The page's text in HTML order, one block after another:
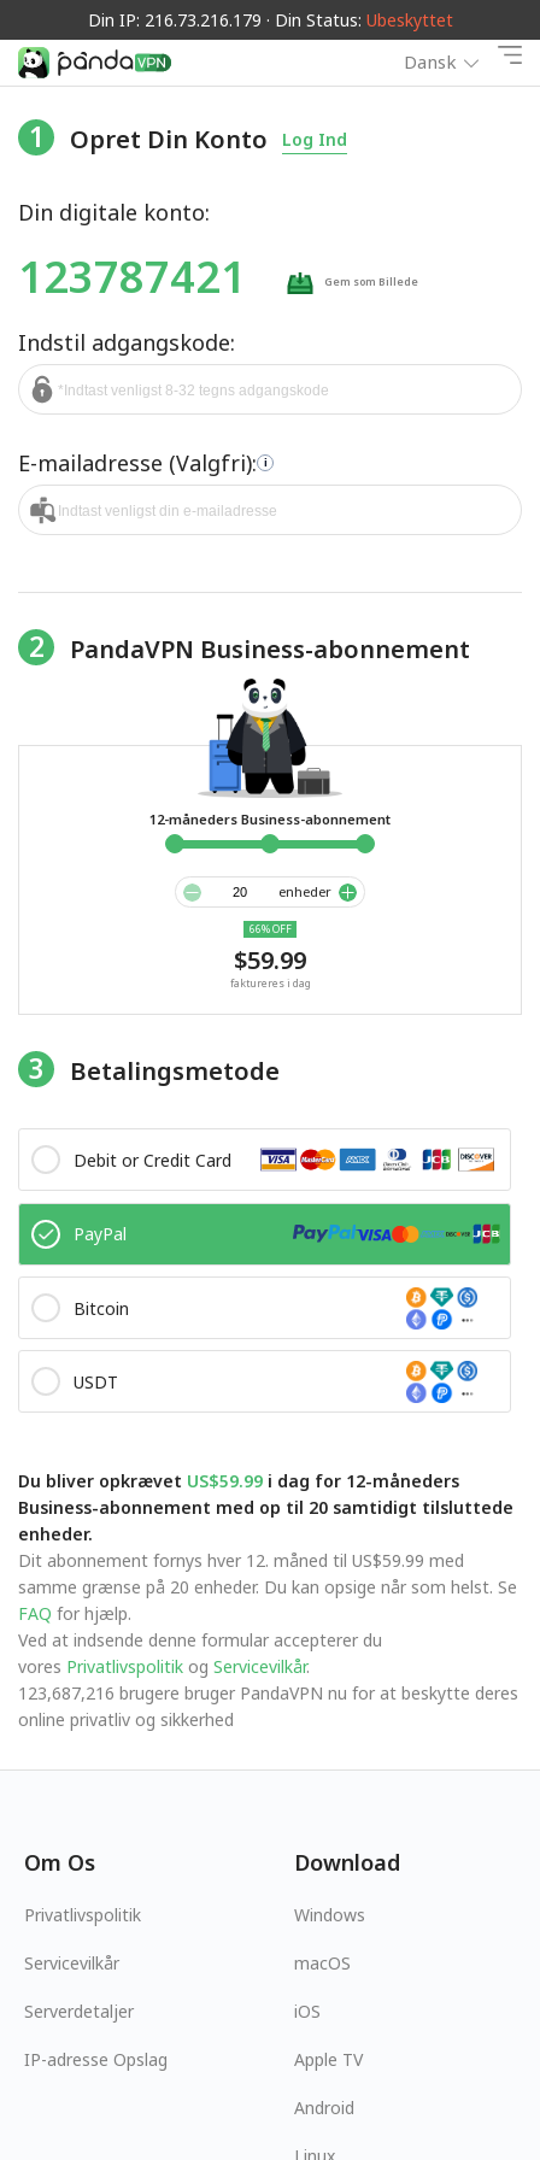
Din IP: 216.73.216.179 · Din Status: Ubeskyttet
Dansk
1 Opret Din Konto Log Ind
Din digitale konto:
123787421 Gem som Billede
Indstil adgangskode:
E-mailadresse (Valgfri): i
2 PandaVPN Business-abonnement
12-måneders Business-abonnement
enheder
66% OFF
$59.99
faktureres i dag
3 Betalingsmetode
Debit or Credit Card
PayPal
Bitcoin
USDT
Du bliver opkrævet US$59.99 i dag for 12-måneders
Business-abonnement med op til 20 samtidigt tilsluttede
enheder.
Dit abonnement fornys hver 12. måned til US$59.99 med
samme grænse på 20 enheder. Du kan opsige når som helst. Se
FAQ for hjælp.
Ved at indsende denne formular accepterer du
vores Privatlivspolitik og Servicevilkår.
123,687,216 brugere bruger PandaVPN nu for at beskytte deres
online privatliv og sikkerhed
Om Os
Privatlivspolitik
Servicevilkår
Serverdetaljer
IP-adresse Opslag
Download
Windows
macOS
iOS
Apple TV
Android